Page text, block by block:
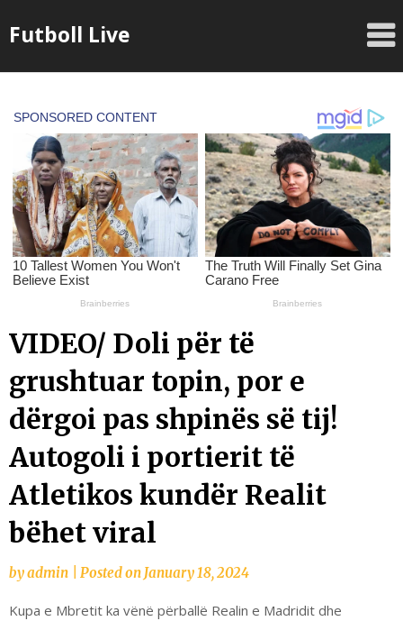
toFutboll Live
VIDEO/ Doli për të
grushtuar topin, por e
dërgoi pas shpinës së tij!
Autogoli i portierit të
Atletikos kundër Realit
bëhet viral
byadmin Posted onJanuary 18, 2024
Kupa e Mbretit ka vënë përballë Realin e Madridit dhe